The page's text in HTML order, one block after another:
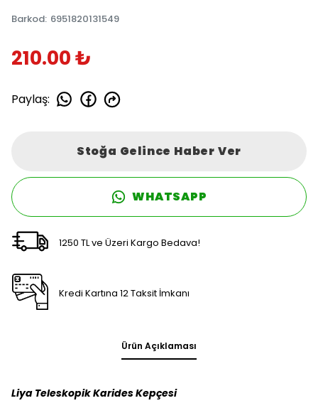
Barkod: 6951820131549
210.00 ₺
Paylaş:
Stoğa Gelince Haber Ver
WHATSAPP
1250 TL ve Üzeri Kargo Bedava!
Kredi Kartına 12 Taksit İmkanı
Ürün Açıklaması
Liya Teleskopik Karides Kepçesi